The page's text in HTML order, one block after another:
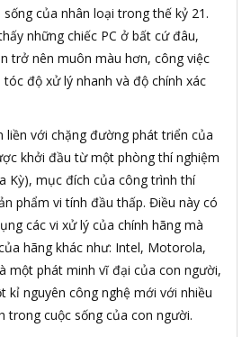
của nhân loại trong thế kỷ 21.
những chiếc PC ở bất cứ đâu,
trở nên muôn màu hơn, công việc
độ xử lý nhanh và độ chính xác
liền với chặng đường phát triển của
khởi đầu từ một phòng thí nghiệm
Kỳ), mục đích của công trình thí
phẩm vi tính đầu thấp. Điều này có
các vi xử lý của chính hãng mà
hãng khác như: Intel, Motorola,
một phát minh vĩ đại của con người,
kỉ nguyên công nghệ mới với nhiều
trong cuộc sống của con người.